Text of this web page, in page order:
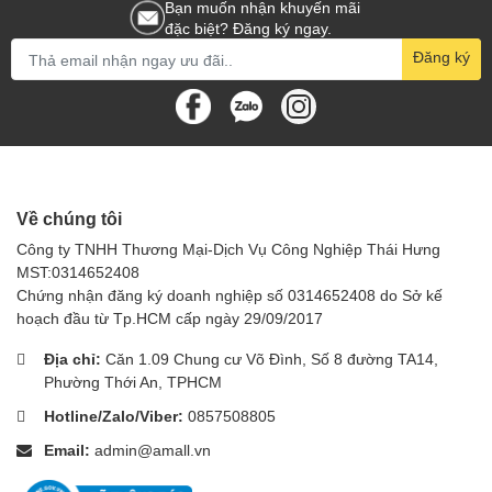
HICLEAN HC-17 giúp loại bỏ nhanh chóng và triệt để
các vết bẩn cứng đầu, mang lại bề mặt sàn sạch sẽ
và sáng bóng.
Tiết Kiệm Thời Gian và Công Sức
Chất liệu và thiết kế của máy giúp bảo vệ bề mặt sàn
khỏi trầy xước và hư hại, duy trì độ bền và tuổi thọ
của sàn nhà.
An Toàn Cho Người Sử Dụng
Thiết kế chắc chắn và dễ dàng điều chỉnh giúp đảm
bảo an toàn cho người sử dụng trong quá trình vận
Hướng Dẫn Sử Dụng
Chuẩn Bị
Bạn muốn nhận khuyến mãi
đặc biệt? Đăng ký ngay.
Đăng ký
Về chúng tôi
Công ty TNHH Thương Mại-Dịch Vụ Công Nghiệp Thái Hưng
MST:0314652408
Chứng nhận đăng ký doanh nghiệp số 0314652408 do Sở kế
hoạch đầu từ Tp.HCM cấp ngày 29/09/2017
Địa chỉ: Căn 1.09 Chung cư Võ Đình, Số 8 đường TA14,
Phường Thới An, TPHCM
Hotline/Zalo/Viber: 0857508805
Email: admin@amall.vn